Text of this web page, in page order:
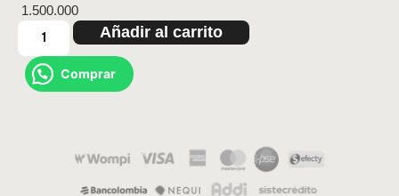
1.500.000
Añadir al carrito
Comprar